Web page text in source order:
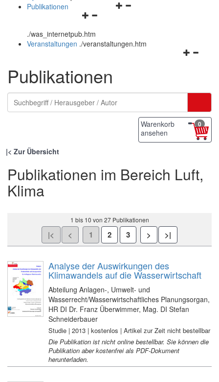
Navigationsmenü
Navigationsmenü
und
schließen
Publikationen
./was_internetpub.htm
Veranstaltungen ./veranstaltungen.htm
Publikationen
Warenkorb
ansehen
0
Zur Übersicht
Publikationen im Bereich Luft,
Klima
1 bis 10 von 27 Publikationen
Analyse der Auswirkungen des
Klimawandels auf die Wasserwirtschaft
Abteilung Anlagen-, Umwelt- und
Wasserrecht/Wasserwirtschaftliches Planungsorgan,
HR DI Dr. Franz Überwimmer, Mag. DI Stefan
Schneiderbauer
Studie | 2013 | kostenlos | Artikel zur Zeit nicht bestellbar
Die Publikation ist nicht online bestellbar. Sie können die
Publikation aber kostenfrei als PDF-Dokument
herunterladen.